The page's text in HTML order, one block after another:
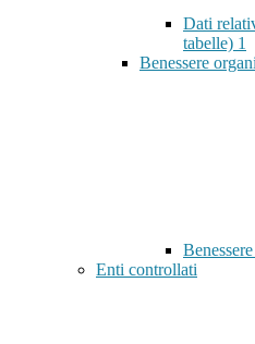
Dati
tabelle) 1
Benessere
Enti controllati